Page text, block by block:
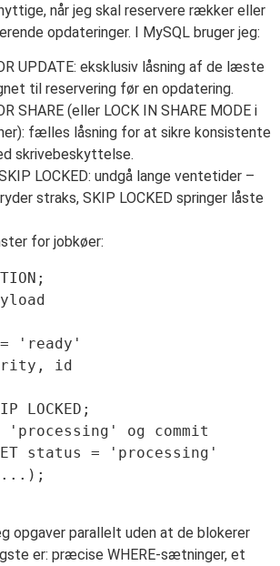
når jeg skal reservere rækker eller
opdateringer. I MySQL bruger jeg:
UPDATE: eksklusiv låsning af de læste
til reservering før en opdatering.
SHARE (eller LOCK IN SHARE MODE i
fælles låsning for at sikre konsistente
skrivebeskyttelse.
LOCKED: undgå lange ventetider –
straks, SKIP LOCKED springer låste
for jobkøer:
= 'ready'
id
LOCKED;
'processing' og commit
status = 'processing'
(...);
opgaver parallelt uden at de blokerer
er: præcise WHERE-sætninger, et